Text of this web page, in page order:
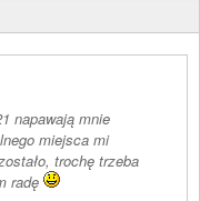
napawają mnie
miejsca mi
trochę trzeba
radę